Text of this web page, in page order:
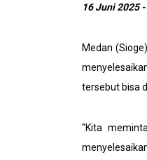
16 Juni 2025
Medan
tersebut bisa
"Kita